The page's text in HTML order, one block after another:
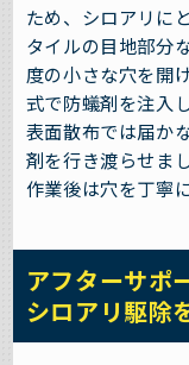
ため、シロアリに
タイルの目地部分
度の小さな穴を開
式で防蟻剤を注入
表面散布では届か
剤を行き渡らせまし
作業後は穴を丁寧
アフターサポ
シロアリ駆除